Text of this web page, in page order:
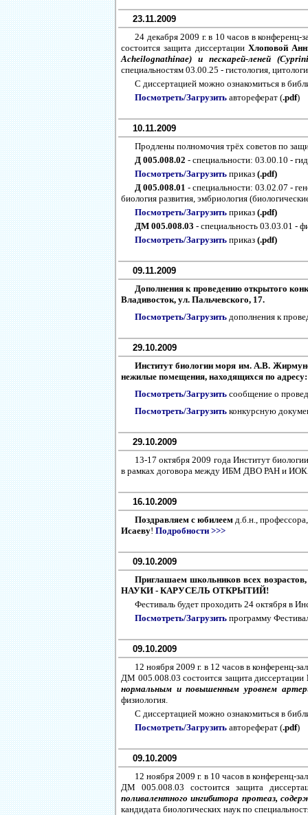
23.11.2009
24 декабря 2009 г. в 10 часов в
состоится защита диссертации Хлоповой
Acheilognathinae) и пескарей-леней
специальностям 03.00.25 - гистология,
С диссертацией можно ознакомиться в
Посмотреть/Загрузить автореферат (.pdf)
10.11.2009
Продлены полномочия трёх советов по
Д 005.008.02 - специальности: 03.00.10 -
Посмотреть/Загрузить приказ (.pdf)
Д 005.008.01 - специальности: 03.02.07 -
биология развития, эмбриология
Посмотреть/Загрузить приказ (.pdf)
ДМ 005.008.03 - специальность 03.03.01 -
Посмотреть/Загрузить приказ (.pdf)
09.11.2009
Дополнения к проведению открытого
Владивосток, ул. Пальчевского, 17.
Посмотреть/Загрузить дополнения к
29.10.2009
Институт биологии моря им. А.В.
нежилые помещения, находящихся по
Посмотреть/Загрузить сообщение о
Посмотреть/Загрузить конкурсную
29.10.2009
13-17 октября 2009 года Институт
в рамках договора между ИБМ ДВО РАН и
16.10.2009
Поздравляем с юбилеем д.б.н.,
Исаеву! Подробности >>>
09.10.2009
Приглашаем школьников всех
НАУКИ - КАРУСЕЛЬ ОТКРЫТИЙ!
Фестиваль будет проходить 24 октября в
Посмотреть/Загрузить программу
09.10.2009
12 ноября 2009 г. в 12 часов в конференц-
ДМ 005.008.03 состоится защита диссертации
нормальным и повышенным уровнем
физиология.
С диссертацией можно ознакомиться в
Посмотреть/Загрузить автореферат (.pdf)
09.10.2009
12 ноября 2009 г. в 10 часов в конференц-
ДМ 005.008.03 состоится защита
поливалентного ингибитора протеаз,
кандидата биологических наук по